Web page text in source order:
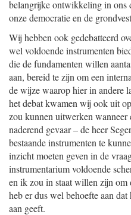
belangrijke ontwikkeling in ons
onze democratie en de
Wij hebben ook gedebatteerd
wel voldoende instrumenten
die de fundamenten willen
aan, bereid te zijn om een
de wijze waarop hier in andere
het debat kwamen wij ook uit
zou kunnen uitwerken wanneer
naderend gevaar – de heer
bestaande instrumenten te
inzicht moeten geven in de
instrumentarium voldoende
en ik zou in staat willen zijn om
heb er dus wel behoefte aan
aan geeft.